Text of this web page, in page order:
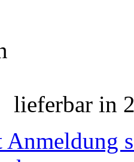
lieferbar in
Anmeldung